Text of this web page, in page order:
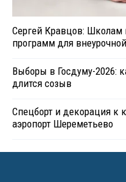
Сергей Кравцов: Школам
программ для
Выборы в Госдуму-2026:
длится созыв
Спецборт и декорация к
аэропорт Шереметьево